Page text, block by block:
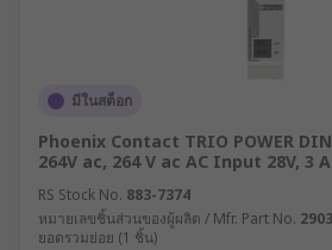
มีในสต็อก
Phoenix Contact TRIO POWER
264V ac, 264 V ac AC Input 28V, 3
RS Stock No. 883-7374
หมายเลขชิ้นส่วนของผู้ผลิต / Mfr. Part No.
ยอดรวมย่อย (1 ชิ้น)